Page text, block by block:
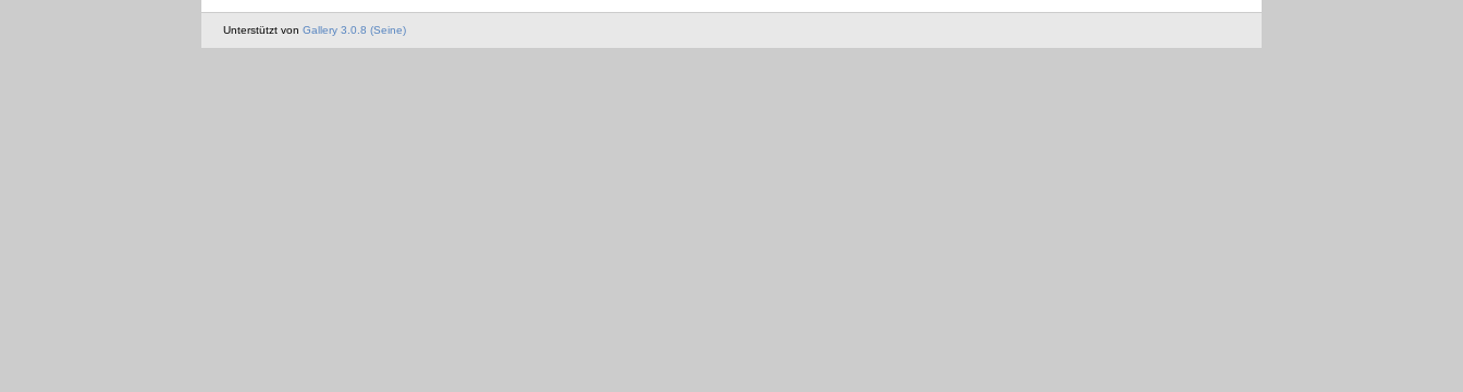
Unterstützt von Gallery 3.0.8 (Seine)